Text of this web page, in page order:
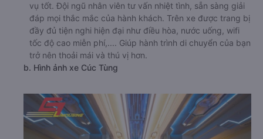
vụ tốt. Đội ngũ nhân viên tư vấn nhiệt tình, sẵn sàng giải
đáp mọi thắc mắc của hành khách. Trên xe được trang bị
đầy đủ tiện nghi hiện đại như điều hòa, nước uống, wifi
tốc độ cao miễn phí,.... Giúp hành trình di chuyển của bạn
trở nên thoải mái và thú vị hơn.
b. Hình ảnh xe Cúc Tùng